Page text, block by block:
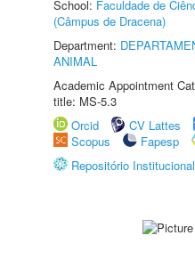
School: Faculdade de
(Câmpus de Dracena)
Department:
ANIMAL
Academic Appointment
title: MS-5.3
Orcid
CV Lattes
Scopus
Fapesp
Repositório